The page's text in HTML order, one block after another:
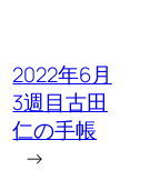
2022年6月
3週目古田
仁の手帳
→